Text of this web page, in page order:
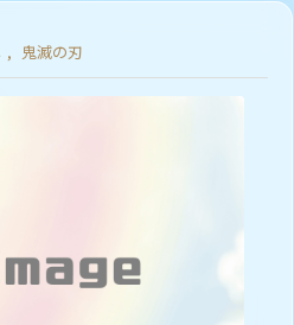
, 鬼滅の刃